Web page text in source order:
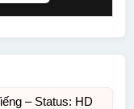
– Status: HD